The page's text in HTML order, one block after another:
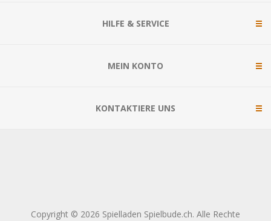
HILFE & SERVICE
MEIN KONTO
KONTAKTIERE UNS
Copyright © 2026 Spielladen Spielbude.ch. Alle Rechte